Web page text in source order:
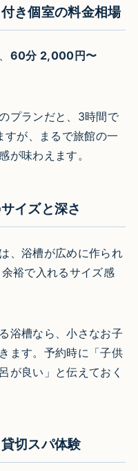
き個室の料金相場
60分 2,000円〜
プランだと、3時間で
が、まるで旅館の一
が味わえます。
イズと深さ
、浴槽が広めに作られ
裕で入れるサイズ感
浴槽なら、小さなお子
ます。予約時に「子供
が良い」と伝えておく
切スパ体験